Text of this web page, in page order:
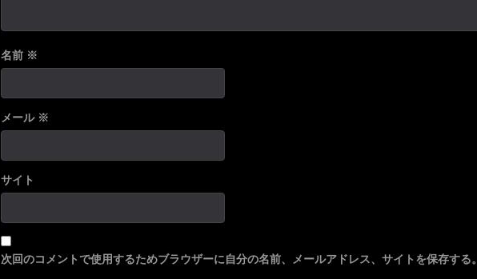
名前 ※
メール ※
サイト
次回のコメントで使用するためブラウザーに自分の名前、メールアドレス、サイトを保存する。